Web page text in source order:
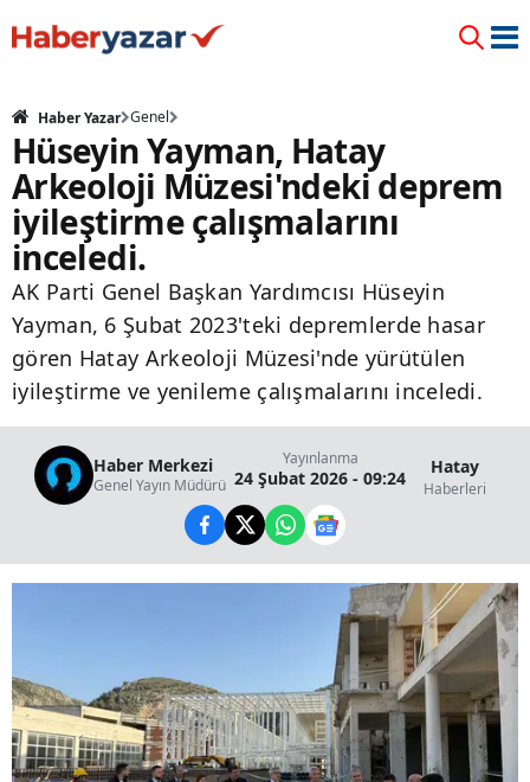
Haber Yazar Genel
Hüseyin Yayman, Hatay
Arkeoloji Müzesi'ndeki deprem
iyileştirme çalışmalarını
inceledi.
AK Parti Genel Başkan Yardımcısı Hüseyin
Yayman, 6 Şubat 2023'teki depremlerde hasar
gören Hatay Arkeoloji Müzesi'nde yürütülen
iyileştirme ve yenileme çalışmalarını inceledi.
Haber Merkezi
Genel Yayın Müdürü
Yayınlanma
24 Şubat 2026 - 09:24
Hatay
Haberleri